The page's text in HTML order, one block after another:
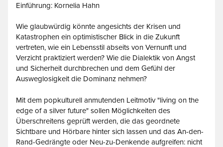
Einführung: Kornelia Hahn
Wie glaubwürdig könnte angesichts der Krisen und
Katastrophen ein optimistischer Blick in die Zukunft
vertreten, wie ein Lebensstil abseits von Vernunft und
Verzicht praktiziert werden? Wie die Dialektik von Angst
und Sicherheit durchbrechen und dem Gefühl der
Ausweglosigkeit die Dominanz nehmen?
Mit dem popkulturell anmutenden Leitmotiv "living on the
edge of a silver future" sollen Möglichkeiten des
Überschreitens geprüft werden, die das geordnete
Sichtbare und Hörbare hinter sich lassen und das An-den-
Rand-Gedrängte oder Neu-zu-Denkende aufgreifen: nicht